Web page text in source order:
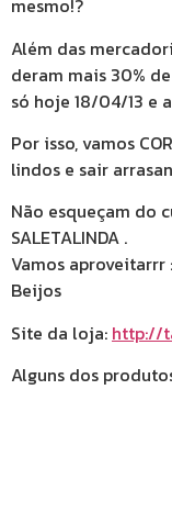
mesmo!?
Além das
deram mais 30%
só hoje 18/04/13 e
Por isso, vamos
lindos e sair
Não esqueçam do
SALETALINDA .
Vamos aproveitarrr
Beijos
Site da loja: http://
Alguns dos produtos